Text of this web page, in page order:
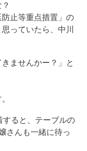
止等重点措置」の
っていたら、中川
ませんかー？」と
すると、テーブルの
さんも一緒に待っ